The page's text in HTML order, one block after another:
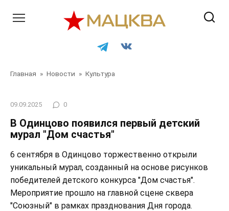
Главная » Новости » Культура
09.09.2025 0
В Одинцово появился первый детский
мурал "Дом счастья"
6 сентября в Одинцово торжественно открыли
уникальный мурал, созданный на основе рисунков
победителей детского конкурса "Дом счастья".
Мероприятие прошло на главной сцене сквера
"Союзный" в рамках празднования Дня города.